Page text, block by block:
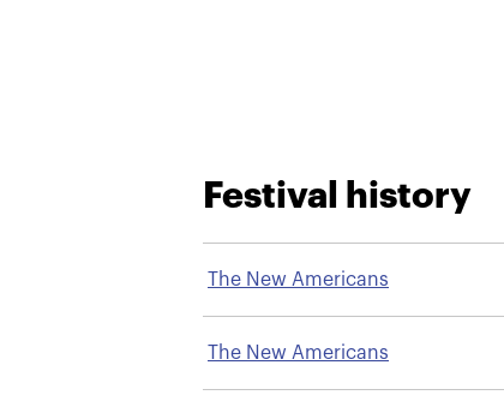
Festival history
The New Americans
The New Americans